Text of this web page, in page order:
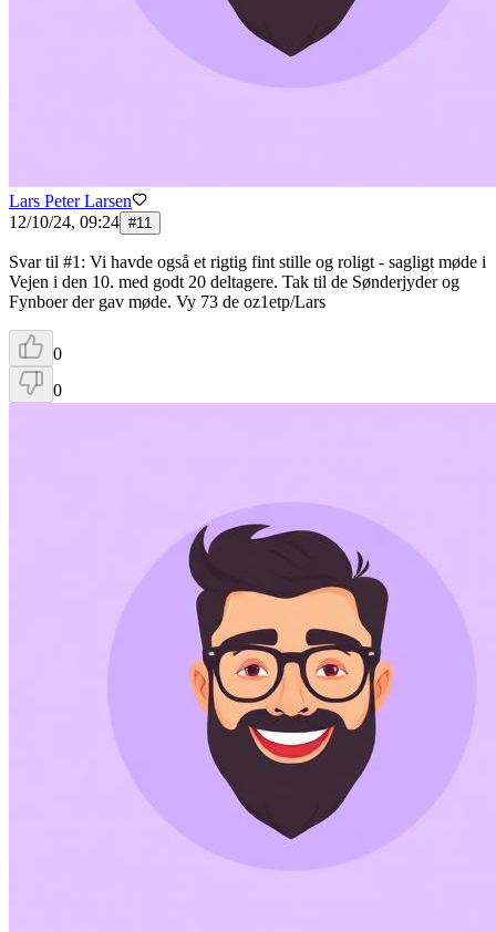
Lars Peter Larsen
12/10/24, 09:24 #11
Svar til #1: Vi havde også et rigtig fint stille og roligt - sagligt møde i
Vejen i den 10. med godt 20 deltagere. Tak til de Sønderjyder og
Fynboer der gav møde. Vy 73 de oz1etp/Lars
0
0